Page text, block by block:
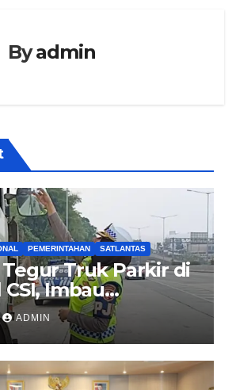
Byadmin
PEMERINTAHAN SATLANTAS
Tegur Truk Parkir di
Imbau
Tertib
ADMIN